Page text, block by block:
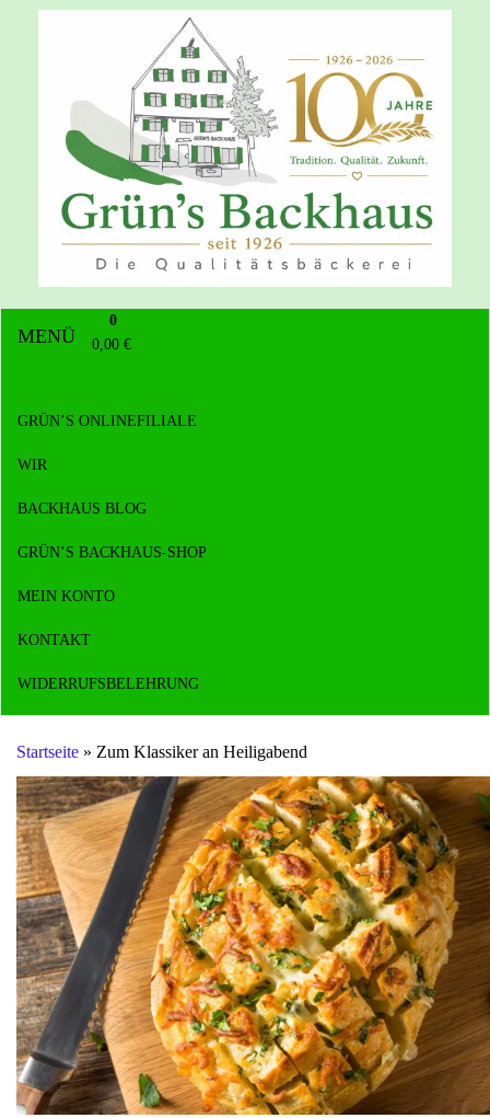
MENÜ
0
0,00 €
GRÜN’S ONLINEFILIALE
WIR
BACKHAUS BLOG
GRÜN’S BACKHAUS-SHOP
MEIN KONTO
KONTAKT
WIDERRUFSBELEHRUNG
Startseite » Zum Klassiker an Heiligabend